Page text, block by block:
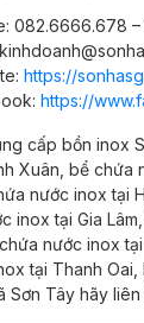
082.6666.678
https://
https://
cấp bồn inox
Xuân, bể chứa
nước inox tại
inox tại Gia Lâm,
nước inox tại
tại Thanh Oai,
Sơn Tây hãy